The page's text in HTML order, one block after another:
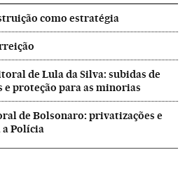
como estratégia
de Lula da Silva: subidas de
proteção para as minorias
de Bolsonaro: privatizações e
Polícia